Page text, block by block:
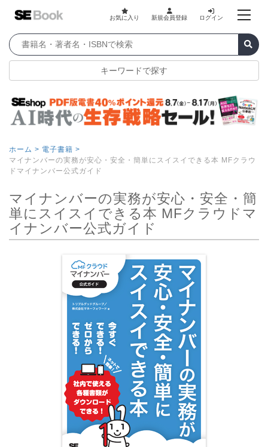
お気に入り 新規会員登録 ログイン
キーワードで探す
ホーム > 電子書籍 >
マイナンバーの実務が安心・安全・簡単にスイスイできる本 MFクラウ
ドマイナンバー公式ガイド
マイナンバーの実務が安心・安全・簡
単にスイスイできる本 MFクラウドマ
イナンバー公式ガイド